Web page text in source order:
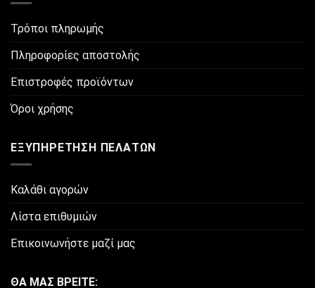
Τρόποι πληρωμής
Πληροφορίες αποστολής
Επιστροφές προϊόντων
Όροι χρήσης
ΕΞΥΠΗΡΈΤΗΣΗ ΠΕΛΑΤΏΝ
Καλάθι αγορών
Λίστα επιθυμιών
Επικοινωνήστε μαζί μας
ΘΑ ΜΑΣ ΒΡΕΙΤΕ: